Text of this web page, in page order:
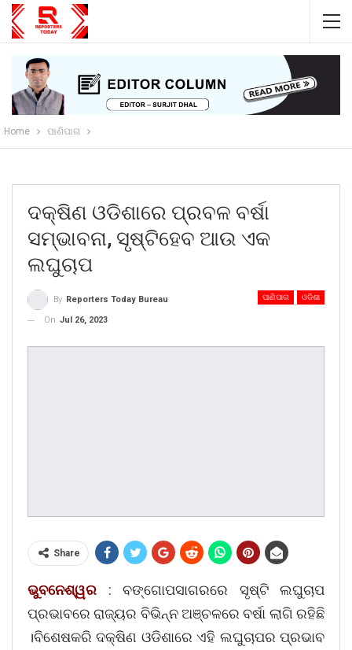
Home ପାଣିପାଗ
ଦକ୍ଷିଣ ଓଡିଶାରେ ପ୍ରବଳ ବର୍ଷା
ସମ୍ଭାବନା, ସୃଷ୍ଟିହେବ ଆଉ ଏକ
ଲଘୁଚାପ
ପାଣିପାଗ ଓଡିଶା
By Reporters Today Bureau
On Jul 26, 2023
Share
ଭୁବନେଶ୍ୱର : ବଙ୍ଗୋପସାଗରରେ ସୃଷ୍ଟି ଲଘୁଚାପ
ପ୍ରଭାବରେ ରାଜ୍ୟର ବିଭିନ୍ନ ଅଞ୍ଚଳରେ ବର୍ଷା ଲାଗି ରହିଛି
।ବିଶେଷକରି ଦକ୍ଷିଣ ଓଡିଶାରେ ଏହି ଲଘୁଚାପର ପ୍ରଭାବ